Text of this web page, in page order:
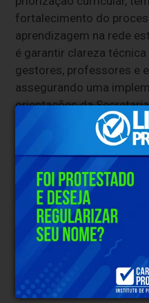
fortalecimento do
aprendizagem na rede
é garantir clareza
gestores, professores e
assegurando uma
orientações da
Outro ponto de
organização curricular
a orientar o
dos estudantes da rede
2026, a avaliação será
trimestres, com a
pontuação: 30 pontos
segundo e 40 no terceiro.